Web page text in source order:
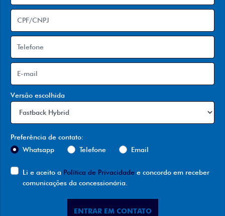
Versão escolhida
Preferência de contato:
Whatsapp
Telefone Email
Li e aceito a Política de Privacidade e concordo em receber
comunicações da concessionária.
ENTRAR EM CONTATO